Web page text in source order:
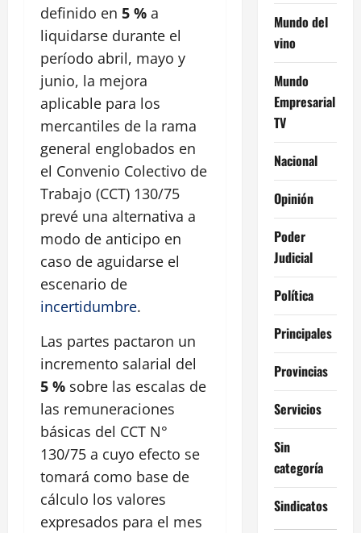
definido en 5 % a
liquidarse durante el
período abril, mayo y
junio, la mejora
aplicable para los
mercantiles de la rama
general englobados en
el Convenio Colectivo de
Trabajo (CCT) 130/75
prevé una alternativa a
modo de anticipo en
caso de aguidarse el
escenario de
incertidumbre.
Las partes pactaron un
incremento salarial del
5 % sobre las escalas de
las remuneraciones
básicas del CCT N°
130/75 a cuyo efecto se
tomará como base de
cálculo los valores
expresados para el mes
Mundo del
vino
Mundo
Empresarial
TV
Nacional
Opinión
Poder
Judicial
Política
Principales
Provincias
Servicios
Sin
categoría
Sindicatos